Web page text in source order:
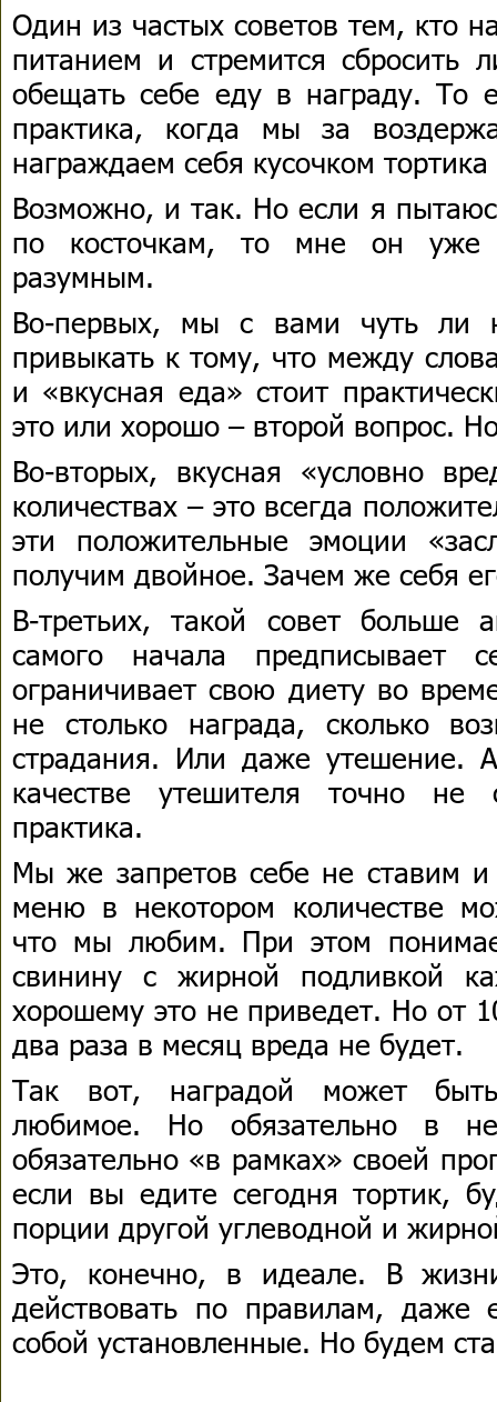
Один из частых советов тем, кто
питанием и стремится сбросить
обещать себе еду в награду. То
практика, когда мы за
награждаем себя кусочком
Возможно, и так. Но если я
по косточкам, то мне он
разумным.
Во-первых, мы с вами чуть ли
привыкать к тому, что между
и «вкусная еда» стоит
это или хорошо – второй вопрос.
Во-вторых, вкусная «условно
количествах – это всегда
эти положительные эмоции
получим двойное. Зачем же себя
В-третьих, такой совет больше
самого начала предписывает
ограничивает свою диету во
не столько награда, сколько
страдания. Или даже утешение.
качестве утешителя точно не
практика.
Мы же запретов себе не ставим
меню в некотором количестве
что мы любим. При этом
свинину с жирной подливкой
хорошему это не приведет. Но от
два раза в месяц вреда не будет.
Так вот, наградой может быть
любимое. Но обязательно в
обязательно «в рамках» своей
если вы едите сегодня тортик,
порции другой углеводной и
Это, конечно, в идеале. В
действовать по правилам, даже
собой установленные. Но будем